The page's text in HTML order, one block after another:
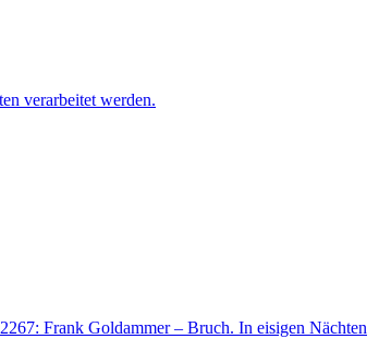
verarbeitet werden.
2267: Frank Goldammer – Bruch. In eisigen Nächten